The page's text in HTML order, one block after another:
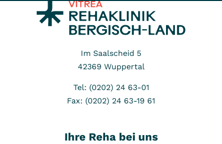
Im Saalscheid 5
42369 Wuppertal
Tel: (0202) 24 63-01
Fax: (0202) 24 63-19 61
Ihre Reha bei uns